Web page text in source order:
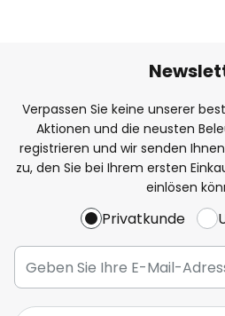
Verpassen Sie keine unserer
Aktionen und die neusten
registrieren und wir senden
zu, den Sie bei Ihrem ersten
einlösen
Privatkunde